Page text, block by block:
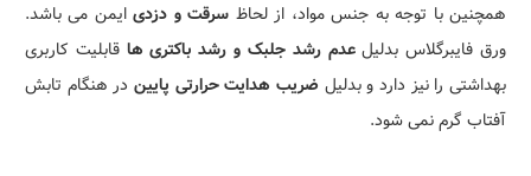
همچنین با توجه به جنس مواد، از لحاظ سرقت و دزدیایمن می باشد.
ورق فایبرگلاس بدلیلعدم رشد جلبک و رشد باکتری ها قابلیت کاربری
بهداشتی را نیز دارد و بدلیل ضریب هدایت حرارتی پایین در هنگام تابش
آفتاب گرم نمی شود.